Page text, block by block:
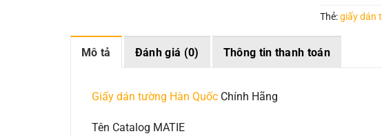
Thẻ:giấy dán
Mô tả Đánh giá (0) Thông tin thanh toán
Giấy dán tường Hàn Quốc Chính Hãng
Tên Catalog MATIE